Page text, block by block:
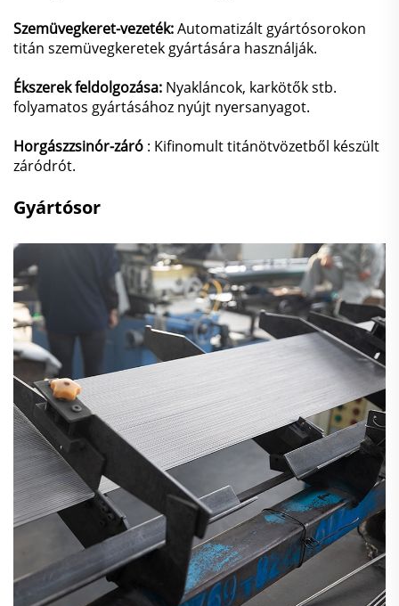
Szemüvegkeret-vezeték:Automatizált gyártósorokon
titán szemüvegkeretek gyártására használják.
Ékszerek feldolgozása: Nyakláncok, karkötők stb.
folyamatos gyártásához nyújt nyersanyagot.
Horgászzsinór-záró : Kifinomult titánötvözetből készült
záródrót.
Gyártósor